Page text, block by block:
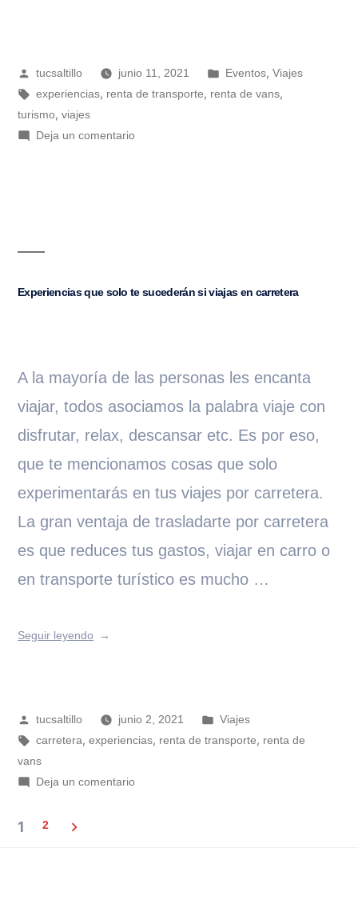
tucsaltillo junio 11, 2021 Eventos,Viajes
experiencias, renta de transporte, renta de vans,
turismo, viajes
Deja un comentario
Experiencias que solo te sucederán si viajas en carretera
A la mayoría de las personas les encanta
viajar, todos asociamos la palabra viaje con
disfrutar, relax, descansar etc. Es por eso,
que te mencionamos cosas que solo
experimentarás en tus viajes por carretera.
La gran ventaja de trasladarte por carretera
es que reduces tus gastos, viajar en carro o
en transporte turístico es mucho …
Seguir leyendo
tucsaltillo junio 2, 2021
Viajes
carretera,experiencias, renta de transporte, renta de
vans
Deja un comentario
1 2